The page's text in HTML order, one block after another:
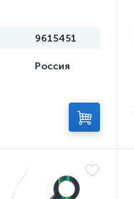
9615451
Россия